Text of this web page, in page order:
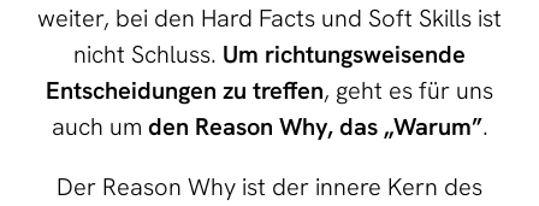
weiter, bei den Hard Facts und Soft Skills ist
nicht Schluss. Um richtungsweisende
Entscheidungen zu treffen, geht es für uns
auch um den Reason Why, das „Warum”.
Der Reason Why ist der innere Kern des